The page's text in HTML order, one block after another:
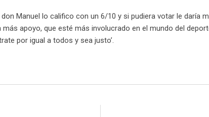
Manuel lo califico con un 6/10 y si pudiera votar le daría
más apoyo, que esté más involucrado en el mundo del
por igual a todos y sea justo’.